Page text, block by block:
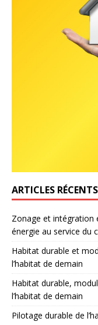
ARTICLES RÉCENTS
Zonage et intégration
énergie au service du
Habitat durable et
l’habitat de demain
Habitat durable,
l’habitat de demain
Pilotage durable de